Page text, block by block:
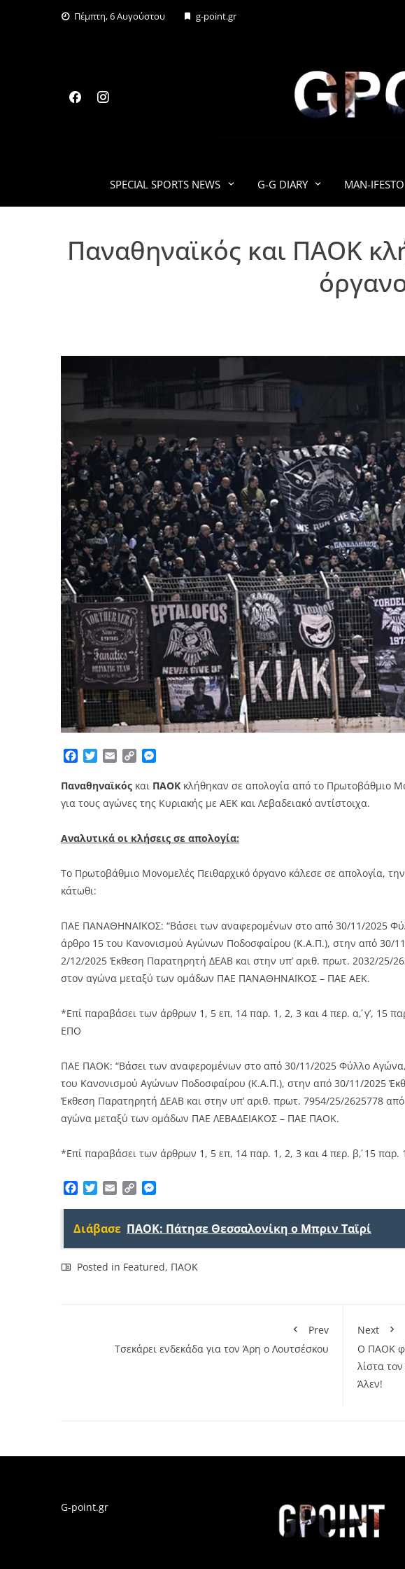
Πέμπτη, 6 Αυγούστου g-point.gr
SPECIAL SPORTS NEWS G-G DIARY MAN-IFESTO
Παναθηναϊκός και ΠΑΟΚ
Facebook
TwitterEmailCopy
Παναθηναϊκός και ΠΑΟΚ κλήθηκαν σε απολογία από το Πρωτοβάθμιο
για τους αγώνες της Κυριακής με ΑΕΚ και Λεβαδειακό αντίστοιχα.
Αναλυτικά οι κλήσεις σε απολογία:
Το Πρωτοβάθμιο Μονομελές Πειθαρχικό όργανο κάλεσε σε απολογία,
κάτωθι:
ΠΑΕ ΠΑΝΑΘΗΝΑΪΚΟΣ: “Βάσει των αναφερομένων στο από 30/11/2025
άρθρο 15 του Κανονισμού Αγώνων Ποδοσφαίρου (Κ.Α.Π.), στην από 30/
2/12/2025 Έκθεση Παρατηρητή ΔΕΑΒ και στην υπ’ αριθ. πρωτ. 2032/25/
στον αγώνα μεταξύ των ομάδων ΠΑΕ ΠΑΝΑΘΗΝΑΪΚΟΣ – ΠΑΕ ΑΕΚ.
*Επί παραβάσει των άρθρων 1, 5 επ, 14 παρ. 1, 2, 3 και 4 περ. α΄, γ’, 15 παρ.
ΕΠΟ
ΠΑΕ ΠΑΟΚ: “Βάσει των αναφερομένων στο από 30/11/2025 Φύλλο Αγώνα,
του Κανονισμού Αγώνων Ποδοσφαίρου (Κ.Α.Π.), στην από 30/11/2025
Έκθεση Παρατηρητή ΔΕΑΒ και στην υπ’ αριθ. πρωτ. 7954/25/2625778
αγώνα μεταξύ των ομάδων ΠΑΕ ΛΕΒΑΔΕΙΑΚΟΣ – ΠΑΕ ΠΑΟΚ.
*Επί παραβάσει των άρθρων 1, 5 επ, 14 παρ. 1, 2, 3 και 4 περ. β΄, 15 παρ. 1
Facebook
TwitterEmailCopy
Διάβασε ΠΑΟΚ: Πάτησε Θεσσαλονίκη ο Μπριν Ταϊρί
Posted in Featured, ΠΑΟΚ
Prev
Τσεκάρει ενδεκάδα για τον Άρη ο Λουτσέσκου
Next
Ο ΠΑΟΚ
λίστα
Άλεν!
G-point.gr